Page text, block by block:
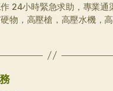
24小時緊急求助，專業通
物，高壓槍，高壓水機，